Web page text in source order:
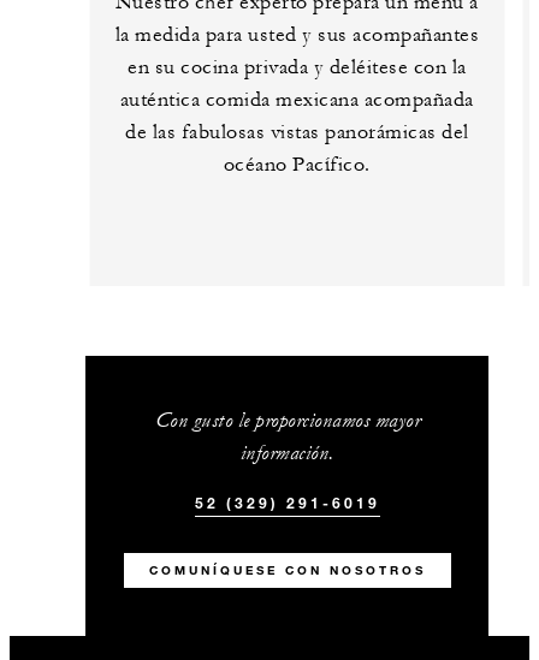
la medida para usted y sus acompañantes
en su cocina privada y deléitese con la
auténtica comida mexicana acompañada
de las fabulosas vistas panorámicas del
océano Pacífico.
Con gusto le proporcionamos mayor
información.
52 (329) 291-6019
COMUNÍQUESE CON NOSOTROS